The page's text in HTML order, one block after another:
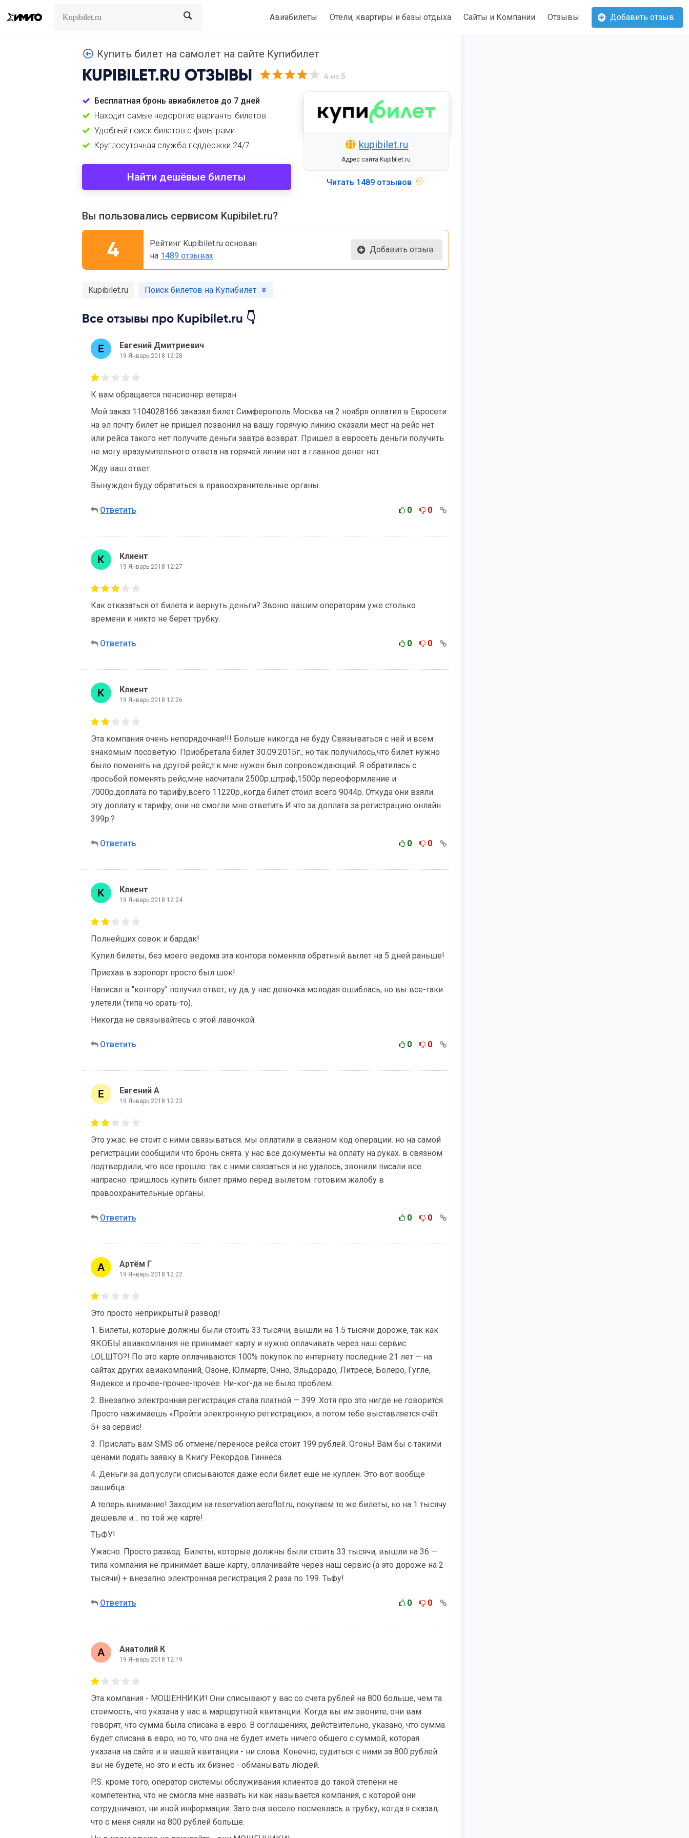
Search Авиабилеты Отели, квартиры и базы отдыха Сайты и Компании Отзывы Добавить отзыв
Купить билет на самолет на сайте Купибилет
KUPIBILET.RU ОТЗЫВЫ 4 из 5
Бесплатная бронь авиабилетов до 7 дней
Находит самые недорогие варианты билетов
Удобный поиск билетов с фильтрами
Круглосуточная служба поддержки 24/7
Найти дешёвые билеты
kupibilet.ru
Адрес сайта Kupibilet.ru
Читать 1489 отзывов
Вы пользовались сервисом Kupibilet.ru?
4
Рейтинг Kupibilet.ru основан
на 1489 отзывах
Добавить отзыв
Kupibilet.ru Поиск билетов на Купибилет
Все отзывы про Kupibilet.ru 👇
Евгений Дмитриевич
19 Январь 2018 12:28
К вам обращается пенсионер ветеран.
Мой заказ 1104028166 заказал билет Симферополь Москва на 2 ноября оплатил в Евросети
на эл почту билет не пришел позвонил на вашу горячую линию сказали мест на рейс нет
или рейса такого нет получите деньги завтра возврат. Пришел в евросеть деньги получить
не могу вразумительного ответа на горячей линии нет а главное денег нет.
Жду ваш ответ.
Вынужден буду обратиться в правоохранительные органы.
Ответить 0 0
Клиент
19 Январь 2018 12:27
Как отказаться от билета и вернуть деньги? Звоню вашим операторам уже столько
времени и никто не берет трубку.
Ответить 0 0
Клиент
19 Январь 2018 12:26
Эта компания очень непорядочная!!! Больше никогда не буду Связываться с ней и всем
знакомым посоветую. Приобретала билет 30.09.2015г., но так получилось,что билет нужно
было поменять на другой рейс,т.к.мне нужен был сопровождающий. Я обратилась с
просьбой поменять рейс,мне насчитали 2500р.штраф,1500р.переоформление и
7000р.доплата по тарифу,всего 11220р.,когда билет стоил всего 9044р. Откуда они взяли
эту доплату к тарифу, они не смогли мне ответить.И что за доплата за регистрацию онлайн
399р.?
Ответить 0 0
Клиент
19 Январь 2018 12:24
Полнейших совок и бардак!
Купил билеты, без моего ведома эта контора поменяла обратный вылет на 5 дней раньше!
Приехав в аэропорт просто был шок!
Написал в "контору" получил ответ, ну да, у нас девочка молодая ошиблась, но вы все-таки
улетели (типа чо орать-то).
Никогда не связывайтесь с этой лавочкой.
Ответить 0 0
Евгений А
19 Январь 2018 12:23
Это ужас. не стоит с ними связываться. мы оплатили в связном код операции. но на самой
регистрации сообщили что бронь снята. у нас все документы на оплату на руках. в связном
подтвердили, что все прошло. так с ними связаться и не удалось, звонили писали все
напрасно. пришлось купить билет прямо перед вылетом. готовим жалобу в
правоохранительные органы.
Ответить 0 0
Артём Г
19 Январь 2018 12:22
Это просто неприкрытый развод!
1. Билеты, которые должны были стоить 33 тысячи, вышли на 1.5 тысячи дороже, так как
ЯКОБЫ авиакомпания не принимает карту и нужно оплачивать через наш сервис.
LOLШТО?! По это карте оплачиваются 100% покупок по интернету последние 21 лет — на
сайтах других авиакомпаний, Озоне, Юлмарте, Онно, Эльдорадо, Литресе, Болеро, Гугле,
Яндексе и прочее-прочее-прочее. Ни-ког-да не было проблем.
2. Внезапно электронная регистрация стала платной — 399. Хотя про это нигде не говорится.
Просто нажимаешь «Пройти электронную регистрацию», а потом тебе выставляется счёт.
5+ за сервис!
3. Прислать вам SMS об отмене/переносе рейса стоит 199 рублей. Огонь! Вам бы с такими
ценами подать заявку в Книгу Рекордов Гиннеса.
4. Деньги за доп.услуги списываются даже если билет ещё не куплен. Это вот вообще
зашибца.
А теперь внимание! Заходим на reservation.aeroflot.ru, покупаем те же билеты, но на 1 тысячу
дешевле и… по той же карте!
ТЬФУ!
Ужасно. Просто развод. Билеты, которые должны были стоить 33 тысячи, вышли на 36 —
типа компания не принимает ваше карту, оплачивайте через наш сервис (а это дороже на 2
тысячи) + внезапно электронная регистрация 2 раза по 199. Тьфу!
Ответить 0 0
Анатолий К
19 Январь 2018 12:19
Эта компания - МОШЕННИКИ! Они списывают у вас со счета рублей на 800 больше, чем та
стоимость, что указана у вас в маршрутной квитанции. Когда вы им звоните, они вам
говорят, что сумма была списана в евро. В соглашениях, действительно, указано, что сумма
будет списана в евро, но то, что она не будет иметь ничего общего с суммой, которая
указана на сайте и в вашей квитанции - ни слова. Конечно, судиться с ними за 800 рублей
вы не будете, но это и есть их бизнес - обманывать людей.
P.S. кроме того, оператор системы обслуживания клиентов до такой степени не
компетентна, что не смогла мне назвать ни как называется компания, с которой они
сотрудничают, ни иной информации. Зато она весело посмеялась в трубку, когда я сказал,
что с меня сняли на 800 рублей больше.